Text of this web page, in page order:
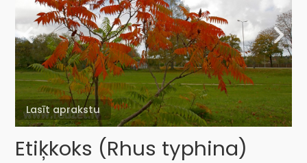
Lasīt aprakstu
Etiķkoks (Rhus typhina)